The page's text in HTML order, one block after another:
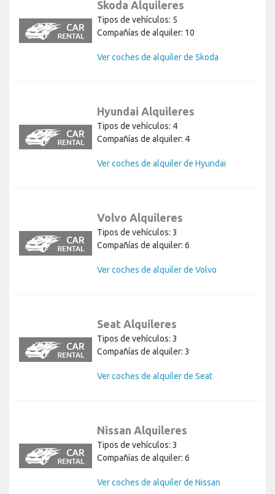
Skoda Alquileres
Tipos de vehículos: 5
Compañías de alquiler: 10
Ver coches de alquiler de Skoda
Hyundai Alquileres
Tipos de vehículos: 4
Compañías de alquiler: 4
Ver coches de alquiler de Hyundai
Volvo Alquileres
Tipos de vehículos: 3
Compañías de alquiler: 6
Ver coches de alquiler de Volvo
Seat Alquileres
Tipos de vehículos: 3
Compañías de alquiler: 3
Ver coches de alquiler de Seat
Nissan Alquileres
Tipos de vehículos: 3
Compañías de alquiler: 6
Ver coches de alquiler de Nissan